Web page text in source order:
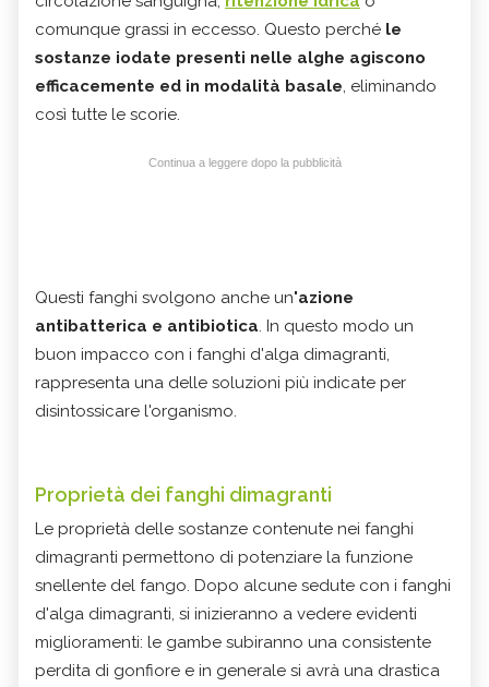
comunque grassi in eccesso. Questo perché le
sostanze iodate presenti nelle alghe agiscono
efficacemente ed in modalità basale, eliminando
così tutte le scorie.
Continua a leggere dopo la pubblicità
Questi fanghi svolgono anche un'azione
antibatterica e antibiotica. In questo modo un
buon impacco con i fanghi d'alga dimagranti,
rappresenta una delle soluzioni più indicate per
disintossicare l'organismo.
Proprietà dei fanghi dimagranti
Le proprietà delle sostanze contenute nei fanghi
dimagranti permettono di potenziare la funzione
snellente del fango. Dopo alcune sedute con i fanghi
d'alga dimagranti, si inizieranno a vedere evidenti
miglioramenti: le gambe subiranno una consistente
perdita di gonfiore e in generale si avrà una drastica